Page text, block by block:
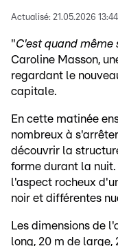
Actualisé: 21.05.2026 13:44
"C'est quand
Caroline Masson,
regardant le
capitale.
En cette matinée
nombreux à
découvrir la
forme durant la
l'aspect rocheux
noir et différentes
Les dimensions de
long, 20 m de large,